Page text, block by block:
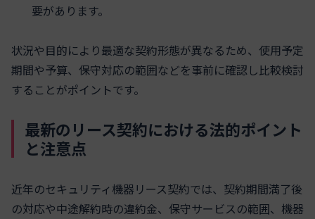
要があります。
状況や目的により最適な契約形態が異なるため、使用予定
期間や予算、保守対応の範囲などを事前に確認し比較検討
することがポイントです。
最新のリース契約における法的ポイント
と注意点
近年のセキュリティ機器リース契約では、契約期間満了後
の対応や中途解約時の違約金、保守サービスの範囲、機器